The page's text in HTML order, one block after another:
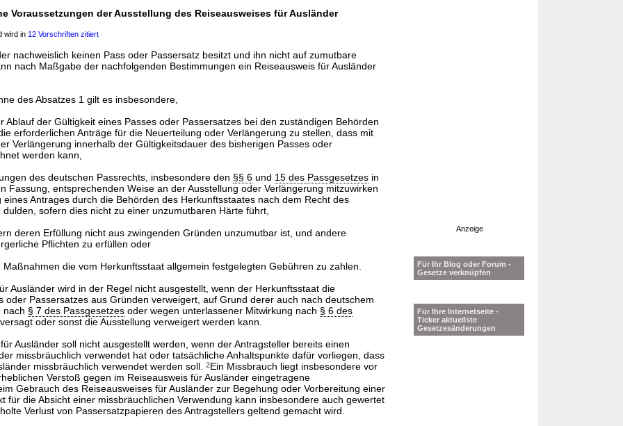
Voraussetzungen der Ausstellung des Reiseausweises für Ausländer
wird in 12 Vorschriften zitiert
nachweislich keinen Pass oder Passersatz besitzt und ihn nicht auf zumutbare
nach Maßgabe der nachfolgenden Bestimmungen ein Reiseausweis für Ausländer
des Absatzes 1 gilt es insbesondere,
Ablauf der Gültigkeit eines Passes oder Passersatzes bei den zuständigen Behörden
erforderlichen Anträge für die Neuerteilung oder Verlängerung zu stellen, dass mit
Verlängerung innerhalb der Gültigkeitsdauer des bisherigen Passes oder
werden kann,
des deutschen Passrechts, insbesondere den §§ 6und 15 des Passgesetzesin
Fassung, entsprechenden Weise an der Ausstellung oder Verlängerung mitzuwirken
eines Antrages durch die Behörden des Herkunftsstaates nach dem Recht des
sofern dies nicht zu einer unzumutbaren Härte führt,
deren Erfüllung nicht aus zwingenden Gründen unzumutbar ist, und andere
Pflichten zu erfüllen oder
die vom Herkunftsstaat allgemein festgelegten Gebühren zu zahlen.
Ausländer wird in der Regel nicht ausgestellt, wenn der Herkunftsstaat die
oder Passersatzes aus Gründen verweigert, auf Grund derer auch nach deutschem
nach § 7 des Passgesetzes oder wegen unterlassener Mitwirkung nach § 6 des
oder sonst die Ausstellung verweigert werden kann.
Ausländer soll nicht ausgestellt werden, wenn der Antragsteller bereits einen
missbräuchlich verwendet hat oder tatsächliche Anhaltspunkte dafür vorliegen, dass
missbräuchlich verwendet werden soll.
2Ein Missbrauch liegt insbesondere vor
Verstoß gegen im Reiseausweis für Ausländer eingetragene
Gebrauch des Reiseausweises für Ausländer zur Begehung oder Vorbereitung einer
für die Absicht einer missbräuchlichen Verwendung kann insbesondere auch gewertet
Verlust von Passersatzpapieren des Antragstellers geltend gemacht wird.
Anzeige
Für Ihr Blog oder Forum -
Gesetze verknüpfen
Für Ihre Internetseite -
Ticker aktuellste
Gesetzesänderungen